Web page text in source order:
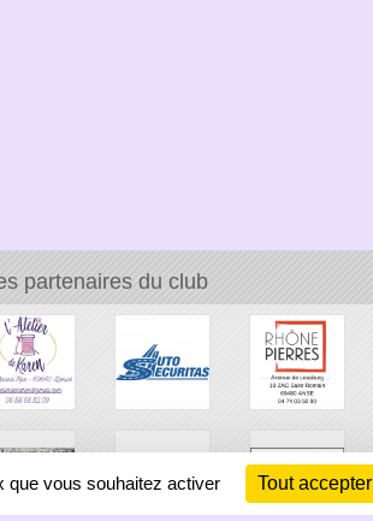
partenaires du club
que vous souhaitez activer Tout accepter